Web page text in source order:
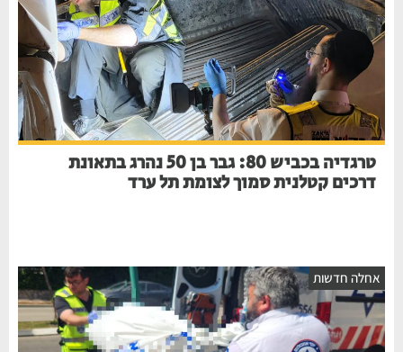
טרגדיה בכביש 80: גבר בן 50 נהרג בתאונת
דרכים קטלנית סמוך לצומת תל ערד
אחלה חדשות